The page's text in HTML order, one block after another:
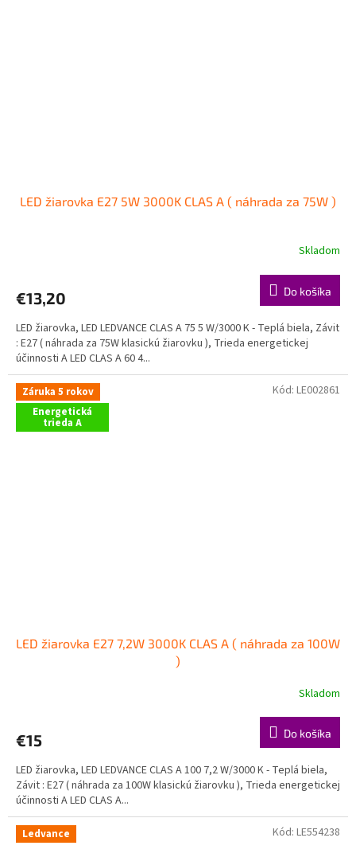
LED žiarovka E27 5W 3000K CLAS A ( náhrada za 75W )
Skladom
€13,20 Do košíka
LED žiarovka, LED LEDVANCE CLAS A 75 5 W/3000 K - Teplá biela, Závit
: E27 ( náhrada za 75W klasickú žiarovku ), Trieda energetickej
účinnosti A LED CLAS A 60 4...
Záruka 5 rokov
Energetická
trieda A
LED žiarovka E27 7,2W 3000K CLAS A ( náhrada za 100W
)
Skladom
€15 Do košíka
LED žiarovka, LED LEDVANCE CLAS A 100 7,2 W/3000 K - Teplá biela,
Závit : E27 ( náhrada za 100W klasickú žiarovku ), Trieda energetickej
účinnosti A LED CLAS A...
Kód: LE002861
Ledvance Kód: LE554238